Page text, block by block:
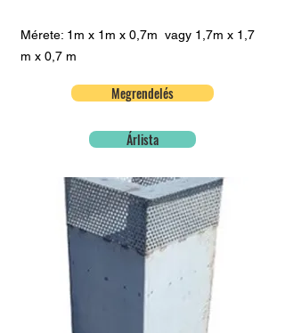
Mérete: 1m x 1m x 0,7m vagy 1,7m x 1,7
m x 0,7 m
Megrendelés
Árlista